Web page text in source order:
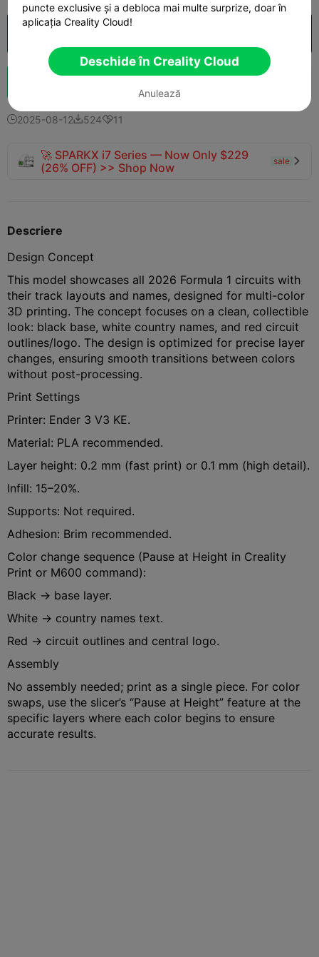
2025-08-1252411
🚀 SPARKX i7 Series — Now Only $229
(26% OFF) >> Shop Now
sale 
Descriere
Design Concept
This model showcases all 2026 Formula 1 circuits with
their track layouts and names, designed for multi-color
3D printing. The concept focuses on a clean, collectible
look: black base, white country names, and red circuit
outlines/logo. The design is optimized for precise layer
changes, ensuring smooth transitions between colors
without post-processing.
Print Settings
Printer: Ender 3 V3 KE.
Material: PLA recommended.
Layer height: 0.2 mm (fast print) or 0.1 mm (high detail).
Infill: 15–20%.
Supports: Not required.
Adhesion: Brim recommended.
Color change sequence (Pause at Height in Creality
Print or M600 command):
Black → base layer.
White → country names text.
Red → circuit outlines and central logo.
Assembly
No assembly needed; print as a single piece. For color
swaps, use the slicer’s “Pause at Height” feature at the
specific layers where each color begins to ensure
accurate results.
puncte exclusive și a debloca mai multe surprize, doar în
aplicația Creality Cloud!
Deschide în Creality Cloud
Anulează